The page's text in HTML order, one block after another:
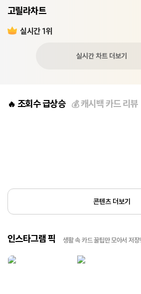
고릴라차트
실시간 1위
실시간 차트 더보기
🔥 조회수 급상승 💰캐시백 카드 리뷰
콘텐츠 더보기
인스타그램 픽 생활 속 카드 꿀팁만 모아서 저장!